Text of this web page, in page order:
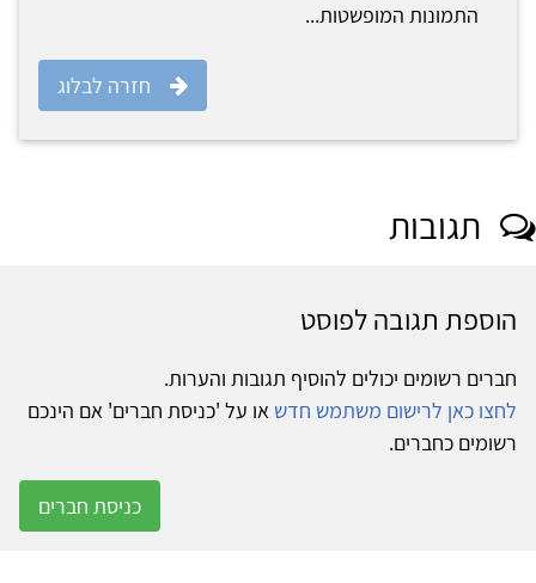
התמונות המופשטות...
חזרה לבלוג
תגובות
הוספת תגובה לפוסט
חברים רשומים יכולים להוסיף תגובות והערות.
לחצו כאן לרישום משתמש חדש או על 'כניסת חברים' אם הינכם
רשומים כחברים.
כניסת חברים